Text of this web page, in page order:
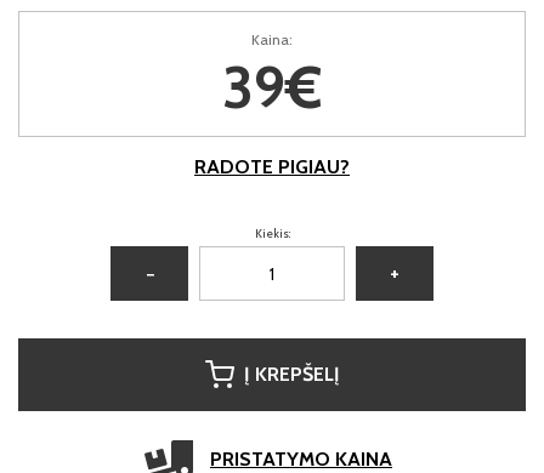
Kaina:
39€
RADOTE PIGIAU?
Kiekis:
− +
Į KREPŠELĮ
PRISTATYMO KAINA